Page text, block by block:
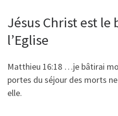
Jésus Christ est le
l’Eglise
Matthieu 16:18 …je bâtirai
portes du séjour des morts
elle.